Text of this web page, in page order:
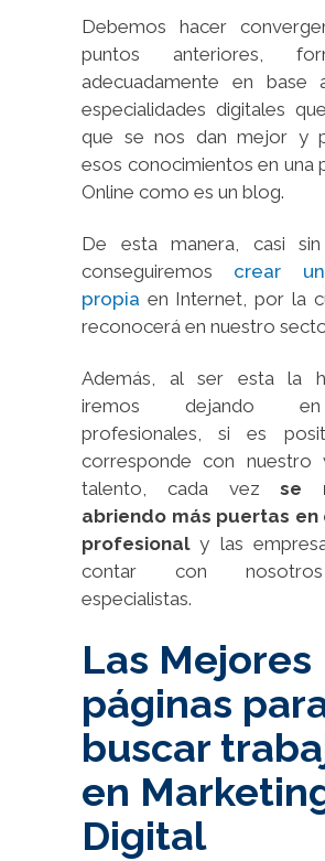
Debemos hacer
puntos anteriores,
adecuadamente en base
especialidades digitales
que se nos dan mejor y
esos conocimientos en una
Online como es un blog.
De esta manera, casi
conseguiremos crear
propia en Internet, por la
reconocerá en nuestro
Además, al ser esta la
iremos dejando
profesionales, si es
corresponde con nuestro
talento, cada vezse
abriendo más puertas en
profesionaly las
contar con
especialistas.
Las Mejores
páginas
buscar
en
Digital